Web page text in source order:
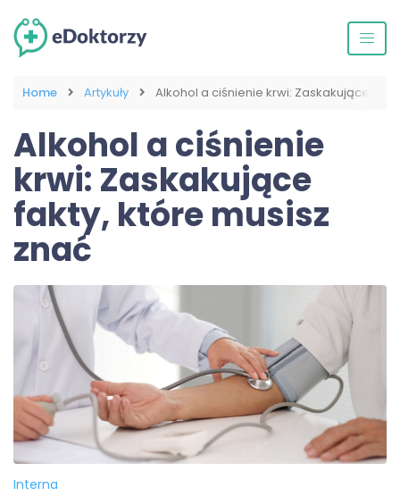
Home Artykuły Alkohol a ciśnienie krwi: Zaskakujące
Alkohol a ciśnienie
krwi: Zaskakujące
fakty, które musisz
znać
Interna